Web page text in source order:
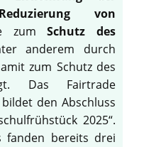
Reduzierung von
zumSchutz des
anderem durch
zum Schutz des
Das Fairtrade
den Abschluss
2025“.
fanden bereits drei